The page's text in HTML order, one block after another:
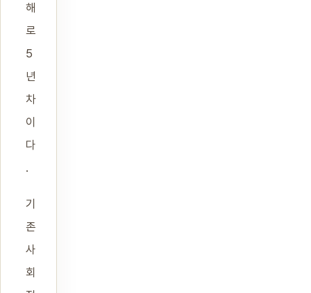
해
로
5
년
차
이
다
.
기
존
사
회